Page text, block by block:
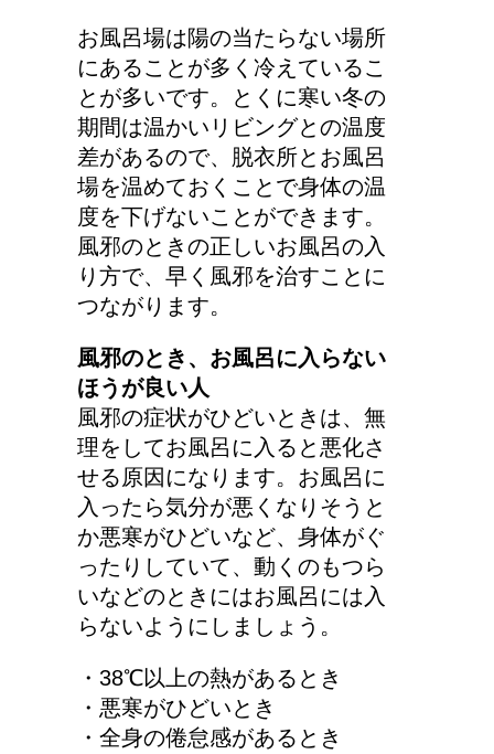
手の関節にできた水泡、
考えられる病気は？
お風呂場は陽の当たらない場所
にあることが多く冷えているこ
とが多いです。とくに寒い冬の
期間は温かいリビングとの温度
差があるので、脱衣所とお風呂
場を温めておくことで身体の温
度を下げないことができます。
風邪のときの正しいお風呂の入
り方で、早く風邪を治すことに
つながります。
風邪のとき、お風呂に入らない
ほうが良い人
風邪の症状がひどいときは、無
理をしてお風呂に入ると悪化さ
せる原因になります。お風呂に
入ったら気分が悪くなりそうと
か悪寒がひどいなど、身体がぐ
ったりしていて、動くのもつら
いなどのときにはお風呂には入
らないようにしましょう。
・38℃以上の熱があるとき
・悪寒がひどいとき
・全身の倦怠感があるとき